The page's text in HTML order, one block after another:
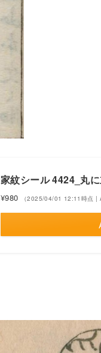
家紋シール 4424_丸
¥980 （2025/04/01 12:11時点 |